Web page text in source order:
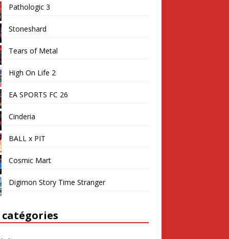
Pathologic 3
Stoneshard
Tears of Metal
High On Life 2
EA SPORTS FC 26
Cinderia
BALL x PIT
Cosmic Mart
Digimon Story Time Stranger
catégories